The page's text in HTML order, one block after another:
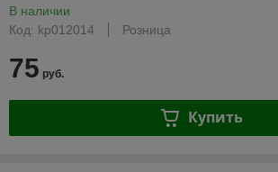
В наличии
Код: kp012014
Розница
75 руб.
Купить